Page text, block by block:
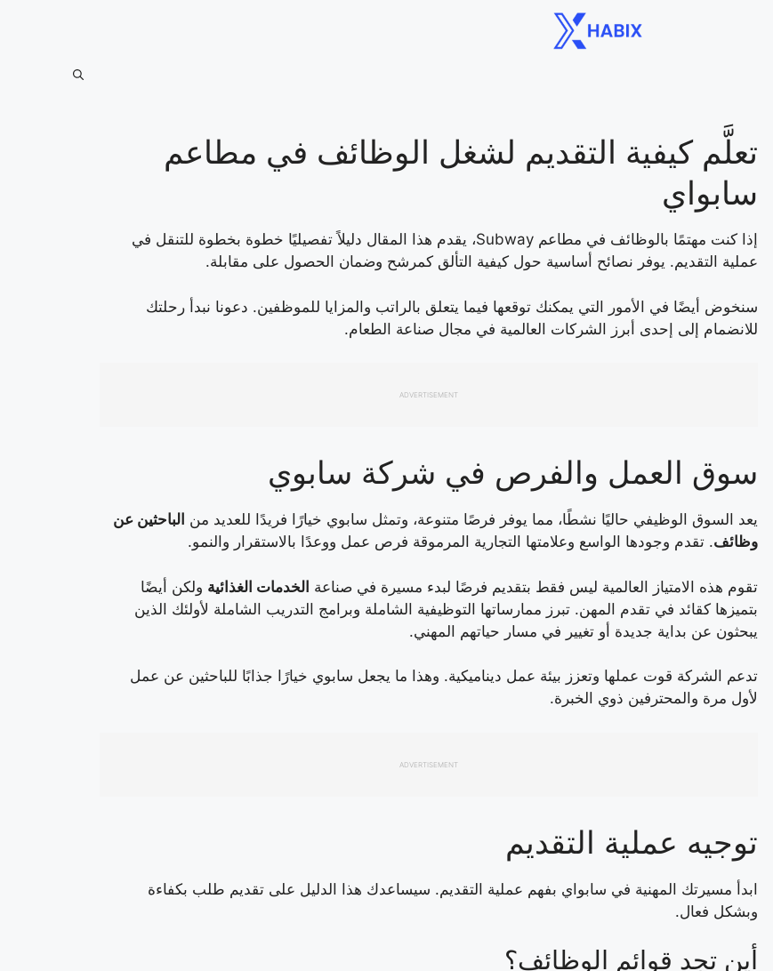
تعلَّم كيفية التقديم لشغل الوظائف في مطاعم
سابواي
إذا كنت مهتمًا بالوظائف في مطاعم Subway، يقدم هذا المقال دليلاً تفصيليًا خطوة بخطوة للتنقل في
عملية التقديم. يوفر نصائح أساسية حول كيفية التألق كمرشح وضمان الحصول على مقابلة.
سنخوض أيضًا في الأمور التي يمكنك توقعها فيما يتعلق بالراتب والمزايا للموظفين. دعونا نبدأ رحلتك
للانضمام إلى إحدى أبرز الشركات العالمية في مجال صناعة الطعام.
ADVERTISEMENT
سوق العمل والفرص في شركة سابوي
يعد السوق الوظيفي حاليًا نشطًا، مما يوفر فرصًا متنوعة، وتمثل سابوي خيارًا فريدًا للعديد من الباحثين عن
وظائف. تقدم وجودها الواسع وعلامتها التجارية المرموقة فرص عمل ووعدًا بالاستقرار والنمو.
تقوم هذه الامتياز العالمية ليس فقط بتقديم فرصًا لبدء مسيرة في صناعة الخدمات الغذائية ولكن أيضًا
بتميزها كقائد في تقدم المهن. تبرز ممارساتها التوظيفية الشاملة وبرامج التدريب الشاملة لأولئك الذين
يبحثون عن بداية جديدة أو تغيير في مسار حياتهم المهني.
تدعم الشركة قوت عملها وتعزز بيئة عمل ديناميكية. وهذا ما يجعل سابوي خيارًا جذابًا للباحثين عن عمل
لأول مرة والمحترفين ذوي الخبرة.
ADVERTISEMENT
توجيه عملية التقديم
ابدأ مسيرتك المهنية في سابواي بفهم عملية التقديم. سيساعدك هذا الدليل على تقديم طلب بكفاءة
وبشكل فعال.
أين تجد قوائم الوظائف؟